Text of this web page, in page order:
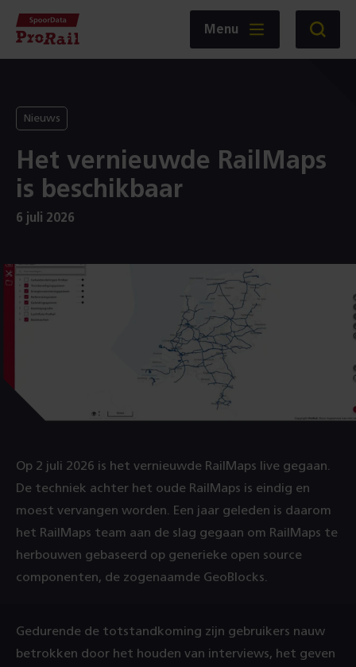
Navigatie
Homepage
Menu Zoeken
Het vernieuwde RailMaps
is beschikbaar
Nieuws
6 juli 2026
Op 2 juli 2026 is het vernieuwde RailMaps live gegaan.
De techniek achter het oude RailMaps is eindig en
moest vervangen worden. Een jaar geleden is daarom
het RailMaps team aan de slag gegaan om RailMaps te
herbouwen gebaseerd op generieke open source
componenten, de zogenaamde GeoBlocks.
Gedurende de totstandkoming zijn gebruikers nauw
betrokken door het houden van interviews, het geven